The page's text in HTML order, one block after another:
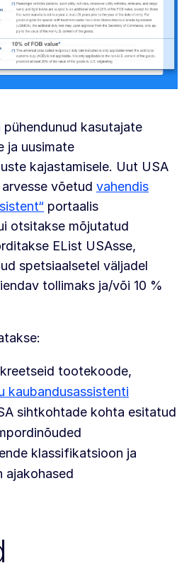
kasutajate
ja uusimate
kajastamisele. Uut USA
võetud vahendis
portaalis
otsitakse mõjutatud
EList USAsse,
spetsiaalsetel väljadel
tollimaks ja/või 10 %
tootekoode,
kaubandusassistenti
sihtkohtade kohta esitatud
klassifikatsioon ja
ajakohased